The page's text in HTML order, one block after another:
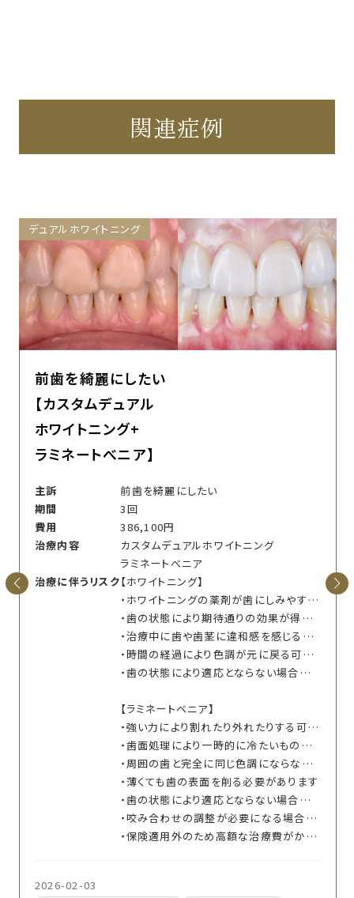
関連症例
デュアルホワイトニング
前歯を綺麗にしたい
【カスタムデュアル
ホワイトニング+
ラミネートべニア】
主訴
前歯を綺麗にしたい
期間
3回
費用
386,100円
治療内容
カスタムデュアルホワイトニング
ラミネートべニア
治療に伴うリスク【ホワイトニング】
・ホワイトニングの薬剤が歯にしみやすくなる場合があります
・歯の状態により期待通りの効果が得られない場合があります
・治療中に歯や歯茎に違和感を感じることがあります
・時間の経過により色調が元に戻る可能性があります
・歯の状態により適応とならない場合があります
【ラミネートベニア】
・強い力により割れたり外れたりする可能性があります
・歯面処理により一時的に冷たいものがしみる可能性があります
・周囲の歯と完全に同じ色調にならない場合があります
・薄くても歯の表面を削る必要があります
・歯の状態により適応とならない場合があります
・咬み合わせの調整が必要になる場合があります
・保険適用外のため高額な治療費がかかります
2026-02-03